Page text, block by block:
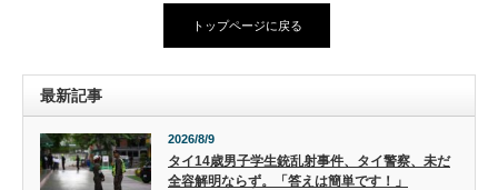
トップページに戻る
最新記事
2026/8/9
タイ14歳男子学生銃乱射事件、タイ警察、未だ
全容解明ならず。「答えは簡単です！」